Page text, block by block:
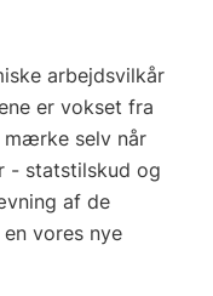
arbejdsvilkår
er vokset fra
selv når
- statstilskud og
af de
vores nye